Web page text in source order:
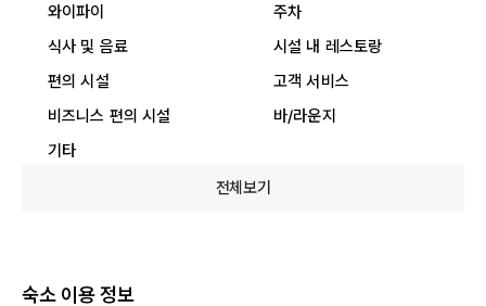
와이파이
주차
식사 및 음료
시설 내 레스토랑
편의 시설
고객 서비스
비즈니스 편의 시설
바/라운지
기타
전체보기
숙소 이용 정보